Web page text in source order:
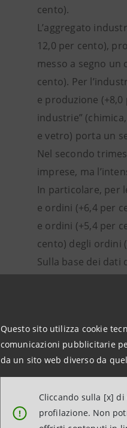
Questo sito utilizza cookie
comunicazioni pubblicitarie
da un sito web diverso da
!
Cliccando sulla [x]
profilazione. Non
cento).
L’aggregato
12,0 per cento),
messo a segno un
cento). Per
e produzione
industrie”
e vetro) porta un
Nel secondo
imprese, ma
In particolare, per
e ordini (+6,4 per
e ordini (+5,4 per
cento) degli ordini
Sulla base dei dati
43.332 (pari al
Riguardo alla
persone (-397
Negli ultimi 20
L’incidenza
In base ai dati
dell’industria